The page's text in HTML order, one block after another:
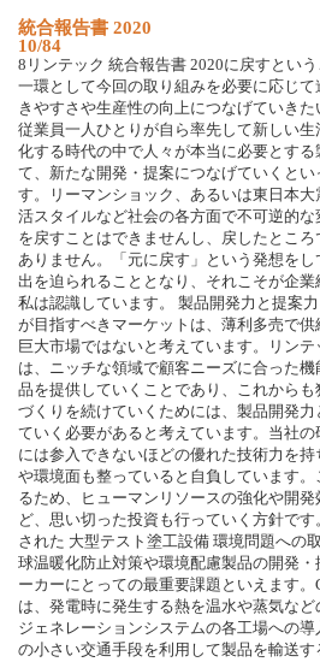
統合報告書 2020
10/84
8リンテック 統合報告書 2020に戻すとい
一環として今回の取り組みを必要に応じ
きやすさや生産性の向上につなげていき
従業員一人ひとりが自ら率先して新しい
化する時代の中で人々が本当に必要とす
て、新たな開発・提案につなげていくと
す。リーマンショック、あるいは東日本
活スタイルなど社会の各方面で不可逆的
を戻すことはできませんし、戻したとこ
ありません。「元に戻す」という発想を
出を迫られることとなり、それこそが企
私は認識しています。 製品開発力と提案
が目指すべきマーケットは、薄利多売で
巨大市場ではないと考えています。リン
は、ニッチな領域で顧客ニーズに合った
品を提供していくことであり、これから
づくりを続けていくためには、製品開発
ていく必要があると考えています。当社
には参入できないほどの優れた技術力を
や環境面も整っていると自負しています
るため、ヒューマンリソースの強化や開
ど、思い切った投資も行っていく方針で
された 大型テスト塗工設備 環境問題へ
球温暖化防止対策や環境配慮製品の開発
ーカーにとっての最重要課題といえます
は、発電時に発生する熱を温水や蒸気な
ジェネレーションシステムの各工場への
の小さい交通手段を利用して製品を輸送